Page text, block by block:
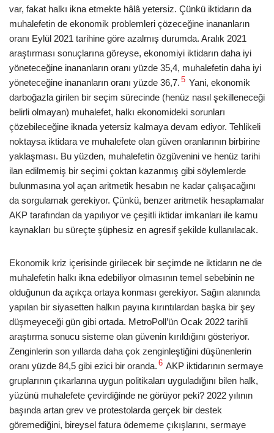
var, fakat halkı ikna etmekte hâlâ yetersiz. Çünkü iktidarın da
muhalefetin de ekonomik problemleri çözeceğine inananların
oranı Eylül 2021 tarihine göre azalmış durumda. Aralık 2021
araştırması sonuçlarına göreyse, ekonomiyi iktidarın daha iyi
yöneteceğine inananların oranı yüzde 35,4, muhalefetin daha iyi
yöneteceğine inananların oranı yüzde 36,7. 5 Yani, ekonomik
darboğazla girilen bir seçim sürecinde (henüz nasıl şekilleneceği
belirli olmayan) muhalefet, halkı ekonomideki sorunları
çözebileceğine iknada yetersiz kalmaya devam ediyor. Tehlikeli
noktaysa iktidara ve muhalefete olan güven oranlarının birbirine
yaklaşması. Bu yüzden, muhalefetin özgüvenini ve henüz tarihi
ilan edilmemiş bir seçimi çoktan kazanmış gibi söylemlerde
bulunmasına yol açan aritmetik hesabın ne kadar çalışacağını
da sorgulamak gerekiyor. Çünkü, benzer aritmetik hesaplamalar
AKP tarafından da yapılıyor ve çeşitli iktidar imkanları ile kamu
kaynakları bu süreçte şüphesiz en agresif şekilde kullanılacak.
Ekonomik kriz içerisinde girilecek bir seçimde ne iktidarın ne de
muhalefetin halkı ikna edebiliyor olmasının temel sebebinin ne
olduğunun da açıkça ortaya konması gerekiyor. Sağın alanında
yapılan bir siyasetten halkın payına kırıntılardan başka bir şey
düşmeyeceği gün gibi ortada. MetroPoll’ün Ocak 2022 tarihli
araştırma sonucu sisteme olan güvenin kırıldığını gösteriyor.
Zenginlerin son yıllarda daha çok zenginleştiğini düşünenlerin
oranı yüzde 84,5 gibi ezici bir oranda. 6 AKP iktidarının sermaye
gruplarının çıkarlarına uygun politikaları uyguladığını bilen halk,
yüzünü muhalefete çevirdiğinde ne görüyor peki? 2022 yılının
başında artan grev ve protestolarda gerçek bir destek
göremediğini, bireysel fatura ödememe çıkışlarını, sermaye